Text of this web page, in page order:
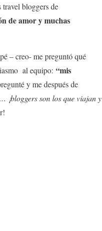
bloggers de
de amor y muchas
– creo- me preguntó qué
al equipo: “mis
y me después de
¡bloggers son los que viajan y